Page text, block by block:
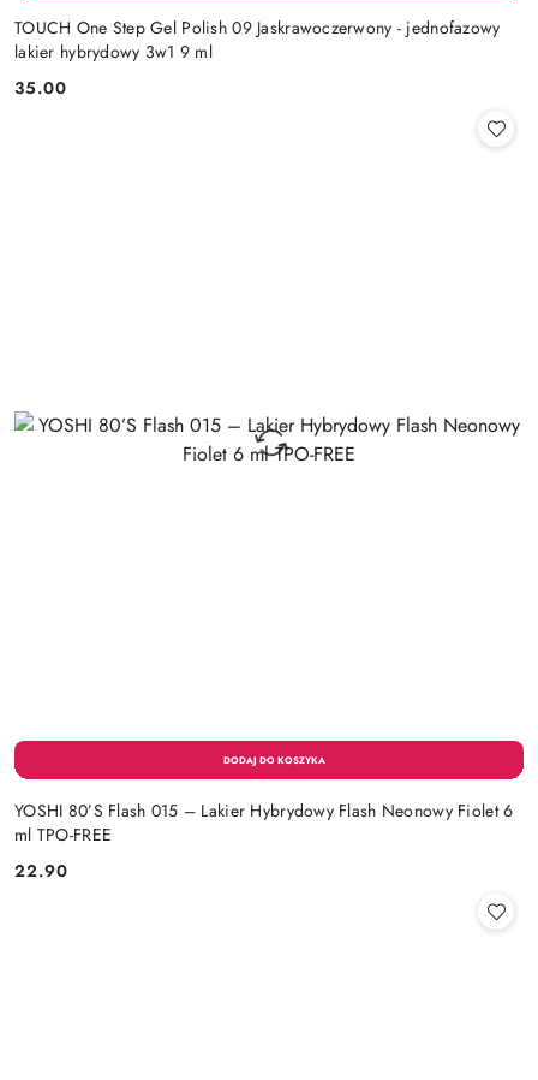
TOUCH One Step Gel Polish 09 Jaskrawoczerwony - jednofazowy
lakier hybrydowy 3w1 9 ml
Cena:
35.00
YOSHI 80’S Flash 015 – Lakier Hybrydowy Flash Neonowy Fiolet 6
ml TPO-FREE
Cena:
22.90